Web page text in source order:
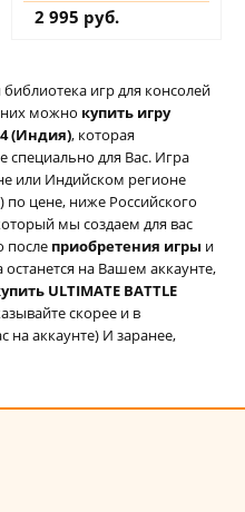
2 995 руб.
игр для консолей
них можно купить игру
(Индия), которая
специально для Вас. Игра
или Индийском регионе
по цене, ниже Российского
мы создаем для вас
после приобретения игры и
останется на Вашем аккаунте,
ULTIMATE BATTLE
скорее и в
на аккаунте) И заранее,